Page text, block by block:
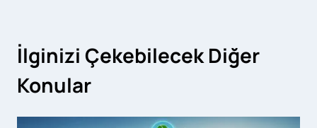
İlginizi Çekebilecek Diğer
Konular